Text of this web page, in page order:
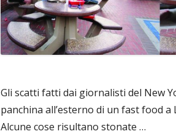
Gli scatti fatti dai giornalisti del New
panchina all’esterno di un fast food a
Alcune cose risultano stonate …